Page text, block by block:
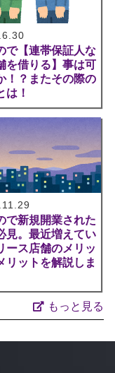
で【連帯保証人な
を借りる】事は可
！？またその際の
は！
で新規開業された
見。最近増えてい
ース店舗のメリッ
リットを解説しま
もっと見る